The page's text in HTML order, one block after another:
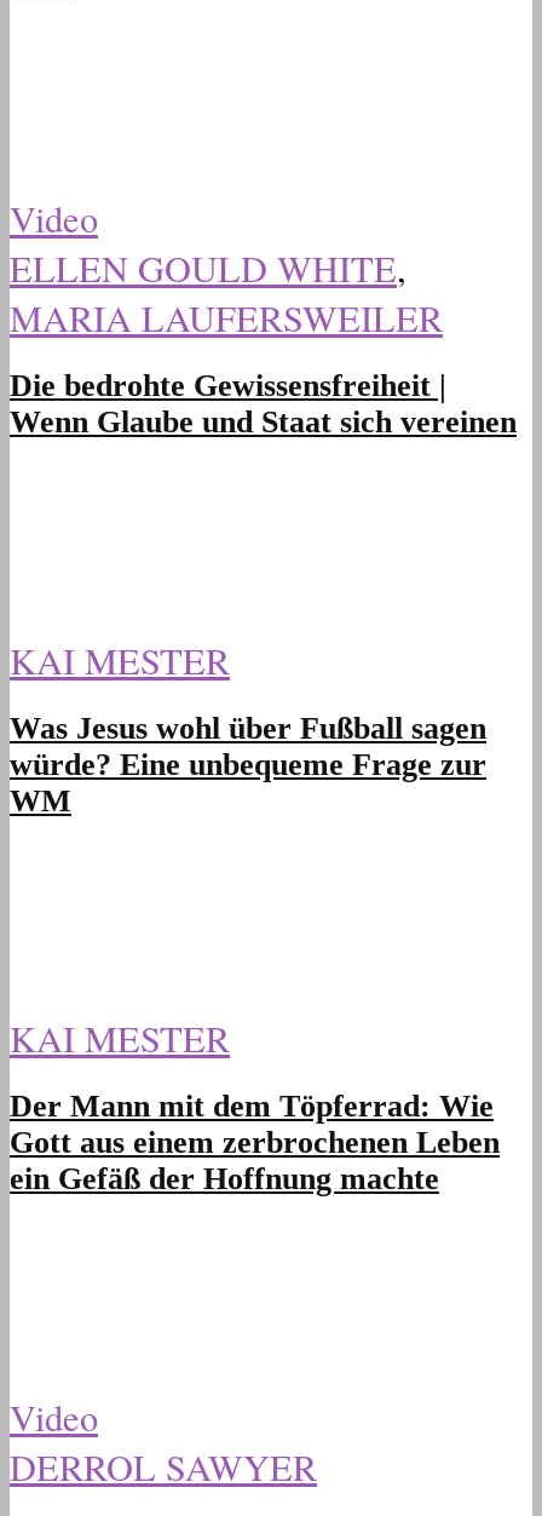
Video
ELLEN GOULD WHITE,
MARIA LAUFERSWEILER
Die bedrohte Gewissensfreiheit |
Wenn Glaube und Staat sich vereinen
KAI MESTER
Was Jesus wohl über Fußball sagen
würde? Eine unbequeme Frage zur
WM
KAI MESTER
Der Mann mit dem Töpferrad: Wie
Gott aus einem zerbrochenen Leben
ein Gefäß der Hoffnung machte
Video
DERROL SAWYER